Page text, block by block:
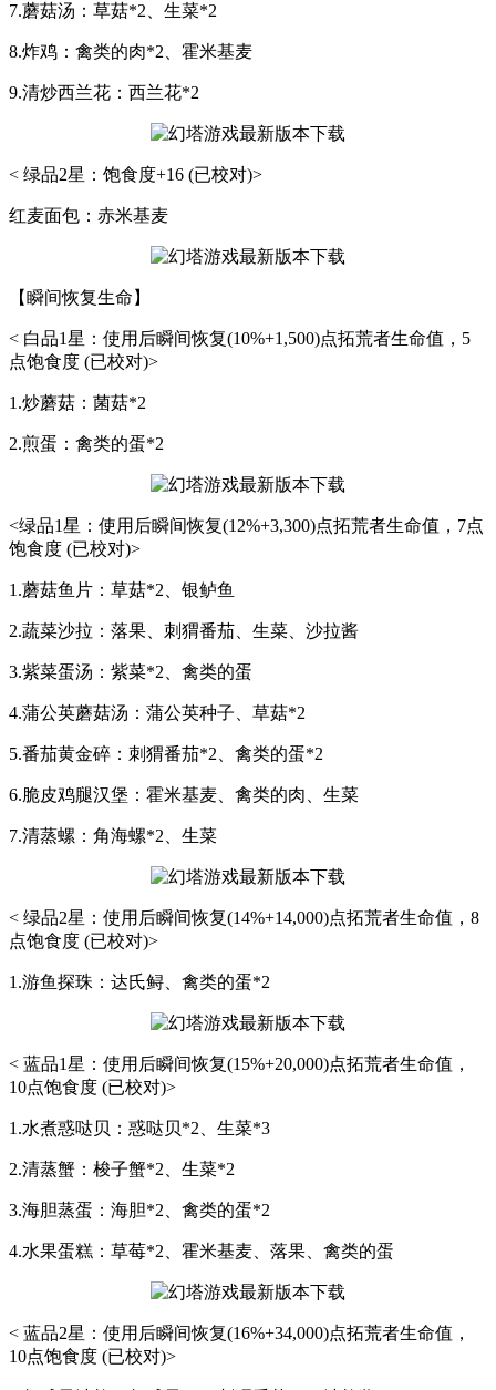
7.蘑菇汤：草菇*2、生菜*2
8.炸鸡：禽类的肉*2、霍米基麦
9.清炒西兰花：西兰花*2
< 绿品2星：饱食度+16 (已校对)>
红麦面包：赤米基麦
【瞬间恢复生命】
< 白品1星：使用后瞬间恢复(10%+1,500)点拓荒者生命值，5
点饱食度 (已校对)>
1.炒蘑菇：菌菇*2
2.煎蛋：禽类的蛋*2
<绿品1星：使用后瞬间恢复(12%+3,300)点拓荒者生命值，7点
饱食度 (已校对)>
1.蘑菇鱼片：草菇*2、银鲈鱼
2.蔬菜沙拉：落果、刺猬番茄、生菜、沙拉酱
3.紫菜蛋汤：紫菜*2、禽类的蛋
4.蒲公英蘑菇汤：蒲公英种子、草菇*2
5.番茄黄金碎：刺猬番茄*2、禽类的蛋*2
6.脆皮鸡腿汉堡：霍米基麦、禽类的肉、生菜
7.清蒸螺：角海螺*2、生菜
< 绿品2星：使用后瞬间恢复(14%+14,000)点拓荒者生命值，8
点饱食度 (已校对)>
1.游鱼探珠：达氏鲟、禽类的蛋*2
< 蓝品1星：使用后瞬间恢复(15%+20,000)点拓荒者生命值，
10点饱食度 (已校对)>
1.水煮惑哒贝：惑哒贝*2、生菜*3
2.清蒸蟹：梭子蟹*2、生菜*2
3.海胆蒸蛋：海胆*2、禽类的蛋*2
4.水果蛋糕：草莓*2、霍米基麦、落果、禽类的蛋
< 蓝品2星：使用后瞬间恢复(16%+34,000)点拓荒者生命值，
10点饱食度 (已校对)>